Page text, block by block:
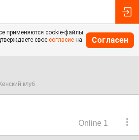
применяются cookie-файлы.
свое согласие на
Согласен
клуб
Online 1